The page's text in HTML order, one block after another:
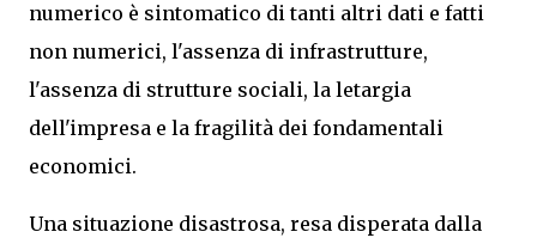
numerico è sintomatico di tanti altri dati e fatti
non numerici, l'assenza di infrastrutture,
l'assenza di strutture sociali, la letargia
dell'impresa e la fragilità dei fondamentali
economici.
Una situazione disastrosa, resa disperata dalla